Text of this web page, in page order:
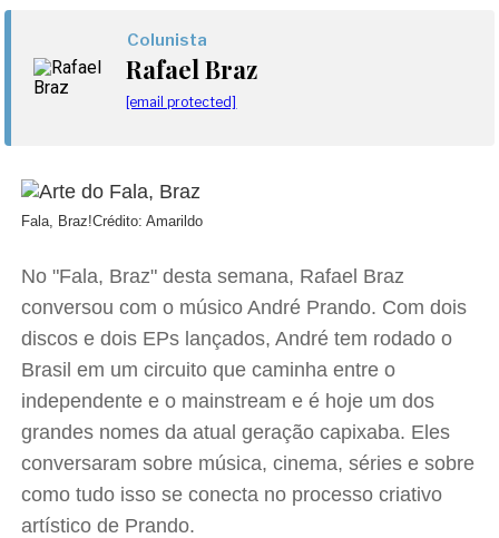
Colunista
Rafael Braz
[email protected]
Fala, Braz!Crédito: Amarildo
No "Fala, Braz" desta semana, Rafael Braz
conversou com o músico André Prando. Com dois
discos e dois EPs lançados, André tem rodado o
Brasil em um circuito que caminha entre o
independente e o mainstream e é hoje um dos
grandes nomes da atual geração capixaba. Eles
conversaram sobre música, cinema, séries e sobre
como tudo isso se conecta no processo criativo
artístico de Prando.